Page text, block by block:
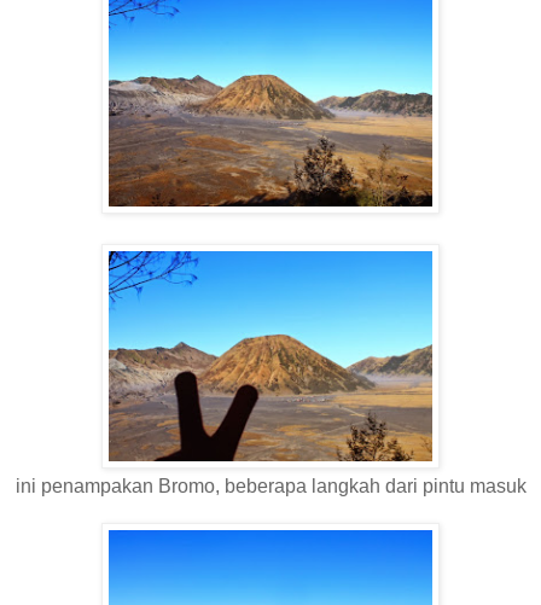
ini penampakan Bromo, beberapa langkah dari pintu masuk